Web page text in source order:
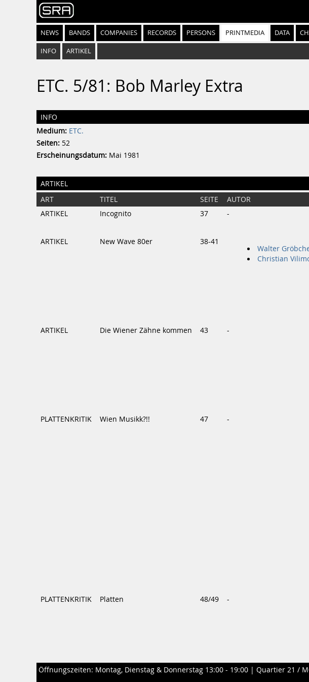
NEWS BANDS COMPANIES RECORDS PERSONS PRINTMEDIA DATA
INFO ARTIKEL
ETC. 5/81: Bob Marley Extra
INFO
Medium: ETC.
Seiten: 52
Erscheinungsdatum: Mai 1981
ARTIKEL
ART TITEL SEITE AUTOR
ARTIKEL
Incognito 37 -
ARTIKEL New Wave 80er 38-41
Walter
Christian
ARTIKEL Die Wiener Zähne kommen 43 -
PLATTENKRITIK Wien Musikk?!! 47 -
PLATTENKRITIK Platten 48/49 -
Öffnungszeiten: Montag, Dienstag & Donnerstag 13:00 - 19:00 | Quartier 21 /